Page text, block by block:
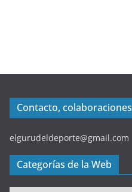
Contacto,
elgurudeldeporte@gmail.com
Categorías de la Web